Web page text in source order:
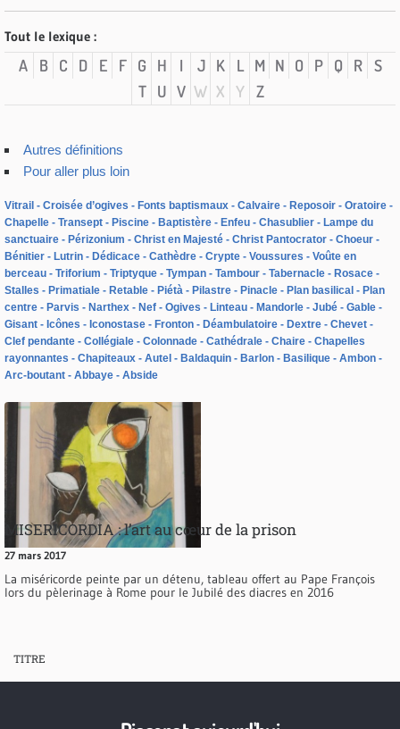
Tout le lexique :
A B C D E F G H I J K L M N O P Q R S
T
U V W X Y Z
Autres définitions
Pour aller plus loin
Vitrail Croisée d’ogives Fonts baptismaux Calvaire Reposoir
Oratoire
Chapelle
Transept Piscine Baptistère Enfeu Chasublier
Lampe du
sanctuaire
Périzonium Christ en Majesté Christ Pantocrator
Choeur
Bénitier
Lutrin Dédicace Cathèdre Crypte Voussures
Voûte en
berceau
Triforium Triptyque Tympan Tambour Tabernacle
Rosace
Stalles
Primatiale Retable Piétà Pilastre Pinacle Plan basilical
Plan
centre
Parvis Narthex Nef Ogives Linteau Mandorle Jubé
Gable
Gisant
Icônes Iconostase Fronton Déambulatoire Dextre
Chevet
Clef pendante
Collégiale Colonnade Cathédrale Chaire
Chapelles
rayonnantes
Chapiteaux Autel Baldaquin Barlon Basilique
Ambon
Arc-boutant
Abbaye Abside
MISERICORDIA : l’art au cœur de la prison
27 mars 2017
La miséricorde peinte par un détenu, tableau offert au Pape François
lors du pèlerinage à Rome pour le Jubilé des diacres en 2016
TITRE